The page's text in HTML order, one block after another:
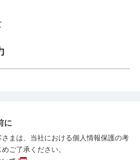
に
さまは、当社における個人情報保護の考
ご了承ください。